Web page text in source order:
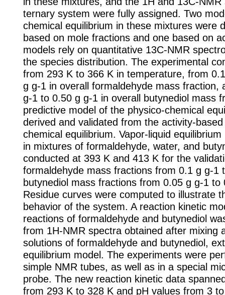
ternary system were fully assigned. Two
chemical equilibrium in these mixtures were
based on mole fractions and one based on
models rely on quantitative 13C-NMR
the species distribution. The experimental
from 293 K to 366 K in temperature, from
g g-1 in overall formaldehyde mass fraction,
g-1 to 0.50 g g-1 in overall butynediol mass
predictive model of the physico-chemical
derived and validated from the activity-
chemical equilibrium. Vapor-liquid
in mixtures of formaldehyde, water, and
conducted at 393 K and 413 K for the
formaldehyde mass fractions from 0.1 g g-1
butynediol mass fractions from 0.05 g g-1 to
Residue curves were computed to illustrate
behavior of the system. A reaction kinetic
reactions of formaldehyde and butynediol
from 1H-NMR spectra obtained after mixing
solutions of formaldehyde and butynediol,
equilibrium model. The experiments were
simple NMR tubes, as well as in a special
probe. The new reaction kinetic data
from 293 K to 328 K and pH values from 3